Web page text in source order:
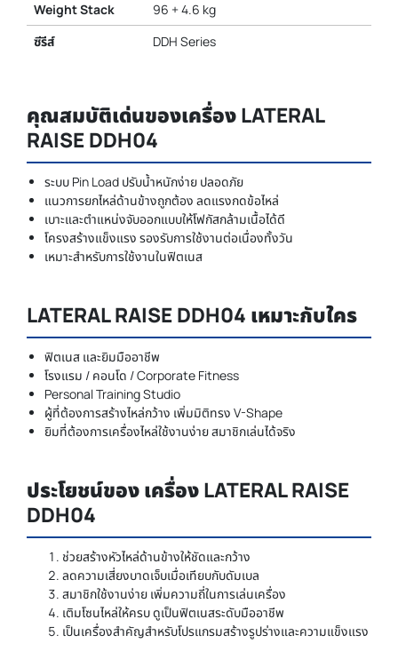
Weight Stack
96 + 4.6 kg
ซีรีส์
DDH Series
คุณสมบัติเด่นของเครื่อง LATERAL
RAISE DDH04
ระบบ Pin Load ปรับน้ำหนักง่าย ปลอดภัย
แนวการยกไหล่ด้านข้างถูกต้อง ลดแรงกดข้อไหล่
เบาะและตำแหน่งจับออกแบบให้โฟกัสกล้ามเนื้อได้ดี
โครงสร้างแข็งแรง รองรับการใช้งานต่อเนื่องทั้งวัน
เหมาะสำหรับการใช้งานในฟิตเนส
LATERAL RAISE DDH04 เหมาะกับใคร
ฟิตเนส และยิมมืออาชีพ
โรงแรม / คอนโด / Corporate Fitness
Personal Training Studio
ผู้ที่ต้องการสร้างไหล่กว้าง เพิ่มมิติทรง V-Shape
ยิมที่ต้องการเครื่องไหล่ใช้งานง่าย สมาชิกเล่นได้จริง
ประโยชน์ของ เครื่อง LATERAL RAISE
DDH04
ช่วยสร้างหัวไหล่ด้านข้างให้ชัดและกว้าง
ลดความเสี่ยงบาดเจ็บเมื่อเทียบกับดัมเบล
สมาชิกใช้งานง่าย เพิ่มความถี่ในการเล่นเครื่อง
เติมโซนไหล่ให้ครบ ดูเป็นฟิตเนสระดับมืออาชีพ
เป็นเครื่องสำคัญสำหรับโปรแกรมสร้างรูปร่างและความแข็งแรง